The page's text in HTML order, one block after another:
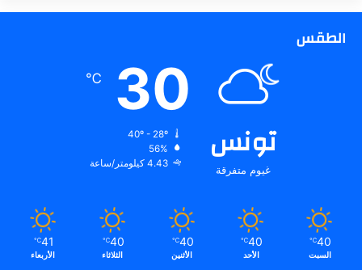
الطقس
تونس
غيوم متفرقة
30
℃
56%
4.43 كيلومتر/ساعة
40
℃
السبت
40
℃
الأحد
40
℃
الأثنين
40
℃
الثلاثاء
41
℃
الأربعاء